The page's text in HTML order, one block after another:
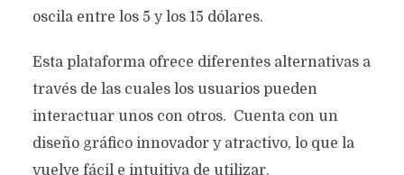
oscila entre los 5 y los 15 dólares.
Esta plataforma ofrece diferentes alternativas a
través de las cuales los usuarios pueden
interactuar unos con otros. Cuenta con un
diseño gráfico innovador y atractivo, lo que la
vuelve fácil e intuitiva de utilizar.